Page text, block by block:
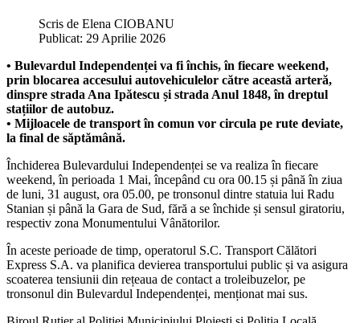
Scris de Elena CIOBANU
Publicat: 29 Aprilie 2026
• Bulevardul Independenței va fi închis, în fiecare weekend,
prin blocarea accesului autovehiculelor către această arteră,
dinspre strada Ana Ipătescu și strada Anul 1848, în dreptul
stațiilor de autobuz.
• Mijloacele de transport în comun vor circula pe rute deviate,
la final de săptămână.
Închiderea Bulevardului Independenței se va realiza în fiecare
weekend, în perioada 1 Mai, începând cu ora 00.15 și până în ziua
de luni, 31 august, ora 05.00, pe tronsonul dintre statuia lui Radu
Stanian și până la Gara de Sud, fără a se închide și sensul giratoriu,
respectiv zona Monumentului Vânătorilor.
În aceste perioade de timp, operatorul S.C. Transport Călători
Express S.A. va planifica devierea transportului public și va asigura
scoaterea tensiunii din rețeaua de contact a troleibuzelor, pe
tronsonul din Bulevardul Independenței, menționat mai sus.